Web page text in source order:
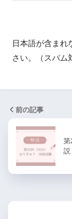
日本語が含まれ
さい。（スパム
前の記事
第